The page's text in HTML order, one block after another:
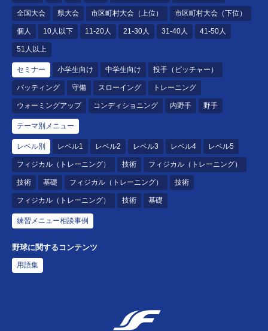
全国大会 県大会 市区町村大会（上位） 市区町村大会（下位）
個人 10人以下 11-20人 21-30人 31-40人 41-50人
51人以上
セミナー 小学生向け 中学生向け 投手（ピッチャー）
バッティング 守備 スローイング トレーニング
ウォーミングアップ コンディショニング 内野手 野手
テーマ別メニュー
レベル別 レベル1 レベル2 レベル3 レベル4 レベル5
フィジカル（トレーニング） 技術 フィジカル（トレーニング）
技術 基礎 フィジカル（トレーニング） 技術
フィジカル（トレーニング） 技術 基礎
練習メニュー相談事例
野球に関するコンテンツ
用語集